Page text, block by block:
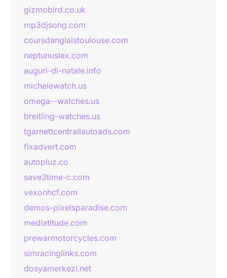
gizmobird.co.uk
mp3djsong.com
coursdanglaistoulouse.com
neptunuslex.com
auguri-di-natale.info
michelewatch.us
omega--watches.us
breitling-watches.us
tgarnettcentrallautoads.com
fixadvert.com
autopluz.co
save3time-c.com
vexonhcf.com
demos-pixelsparadise.com
mediatitude.com
prewarmotorcycles.com
simracinglinks.com
dosyamerkezi.net